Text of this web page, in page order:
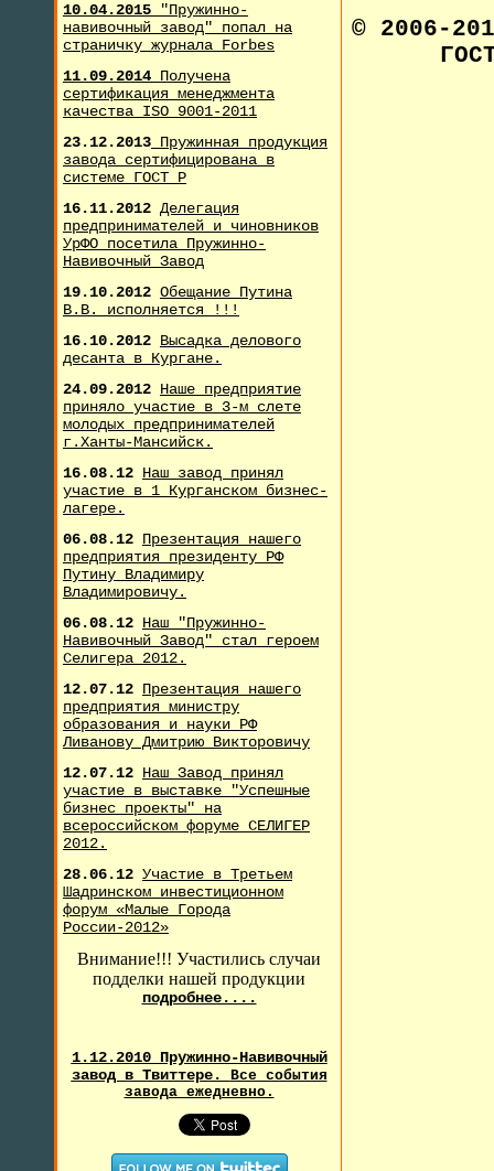
10.04.2015 "Пружинно-
навивочный завод" попал на
страничку журнала Forbes
11.09.2014 Получена
сертификация менеджмента
качества ISO 9001-2011
23.12.2013 Пружинная продукция
завода сертифицирована в
системе ГОСТ Р
16.11.2012 Делегация
предпринимателей и чиновников
УрФО посетила Пружинно-
Навивочный Завод
19.10.2012 Обещание Путина
В.В. исполняется !!!
16.10.2012 Высадка делового
десанта в Кургане.
24.09.2012 Наше предприятие
приняло участие в 3-м слете
молодых предпринимателей
г.Ханты-Мансийск.
16.08.12 Наш завод принял
участие в 1 Курганском бизнес-
лагере.
06.08.12 Презентация нашего
предприятия президенту РФ
Путину Владимиру
Владимировичу.
06.08.12 Наш "Пружинно-
Навивочный Завод" стал героем
Селигера 2012.
12.07.12 Презентация нашего
предприятия министру
образования и науки РФ
Ливанову Дмитрию Викторовичу
12.07.12 Наш Завод принял
участие в выставке "Успешные
бизнес проекты" на
всероссийском форуме СЕЛИГЕР
2012.
28.06.12 Участие в Третьем
Шадринском инвестиционном
форум «Малые Города
России-2012»
Внимание!!! Участились случаи
подделки нашей продукции
подробнее....
1.12.2010 Пружинно-Навивочный
завод в Твиттере. Все события
завода ежедневно.
© 2006-